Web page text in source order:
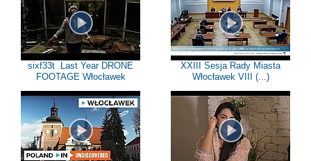
sixf33t .Last Year DRONE
FOOTAGE Włocławek
XXIII Sesja Rady Miasta
Włocławek VIII (...)